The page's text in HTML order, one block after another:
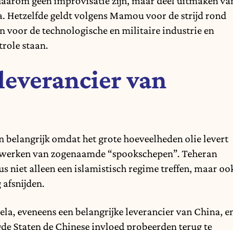
Hetzelfde geldt volgens Mamou voor de strijd rond
voor de technologische en militaire industrie en
staan.
van
omdat het grote hoeveelheden olie levert
van zogenaamde “spookschepen”. Teheran
niet alleen een islamistisch regime treffen, maar
eveneens een belangrijke leverancier van China,
Staten de Chinese invloed probeerden terug te